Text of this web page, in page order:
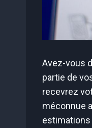
Avez-vous
partie de
recevrez
méconnue
estimations